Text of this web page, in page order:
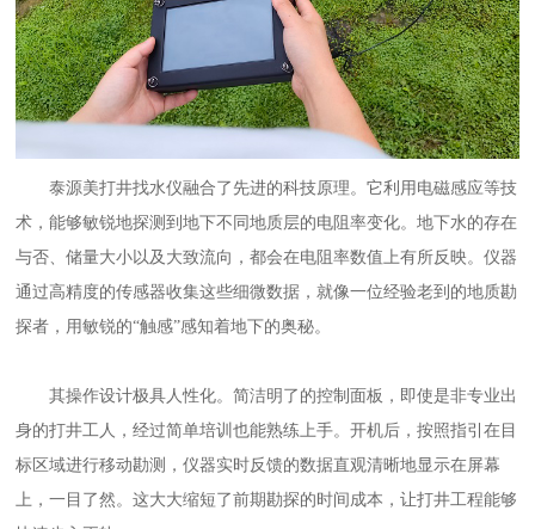
泰源美打井找水仪融合了先进的科技原理。它利用电磁感应等技
术，能够敏锐地探测到地下不同地质层的电阻率变化。地下水的存在
与否、储量大小以及大致流向，都会在电阻率数值上有所反映。仪器
通过高精度的传感器收集这些细微数据，就像一位经验老到的地质勘
探者，用敏锐的“触感”感知着地下的奥秘。
其操作设计极具人性化。简洁明了的控制面板，即使是非专业出
身的打井工人，经过简单培训也能熟练上手。开机后，按照指引在目
标区域进行移动勘测，仪器实时反馈的数据直观清晰地显示在屏幕
上，一目了然。这大大缩短了前期勘探的时间成本，让打井工程能够